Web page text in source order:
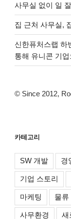
사무실 없이 일
집 근처 사무실,
신한퓨처스랩 하
통해 유니콘 기
© Since 2012,
카테고리
SW 개발 경
기업 스토리
마케팅 물류
사무환경 새